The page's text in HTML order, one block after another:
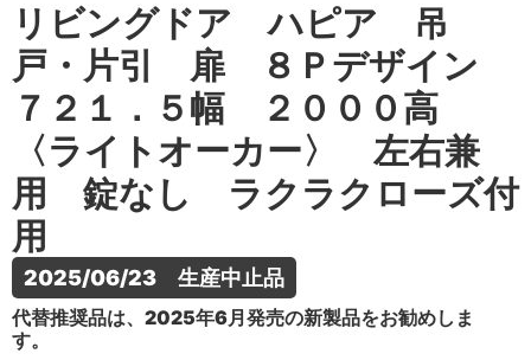
リビングドア ハピア 吊
戸・片引 扉 ８Ｐデザイン
７２１．５幅 ２０００高
〈ライトオーカー〉 左右兼
用 錠なし ラクラクローズ付
用
2025/06/23　生産中止品
代替推奨品は、2025年6月発売の新製品をお勧めしま
す。